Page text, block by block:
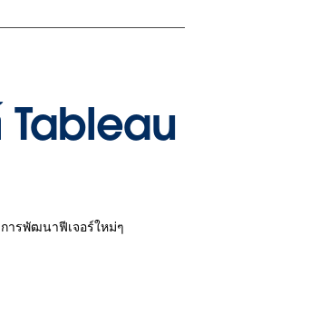
Tableau
การพัฒนาฟีเจอร์ใหม่ๆ